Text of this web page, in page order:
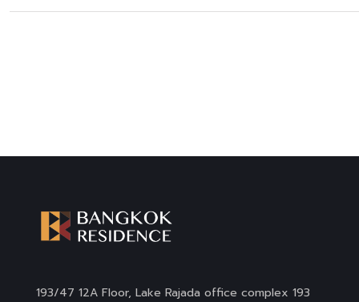
193/47 12A Floor, Lake Rajada office complex 193